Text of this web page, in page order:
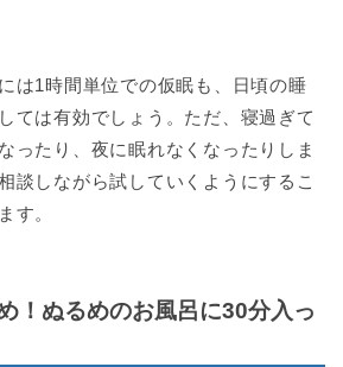
は1時間単位での仮眠も、日頃の睡
ては有効でしょう。ただ、寝過ぎて
ったり、夜に眠れなくなったりしま
談しながら試していくようにするこ
す。
！ぬるめのお風呂に30分入っ